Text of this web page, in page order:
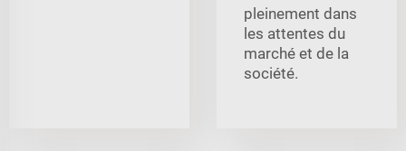
pleinement dans
les attentes du
marché et de la
société.